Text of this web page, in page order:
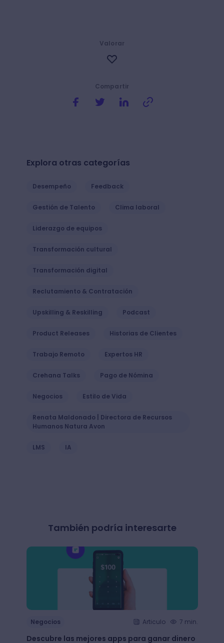
Compartir
Valorar
Explora otras categorías
Desempeño Feedback
Gestión de Talento Clima laboral
Liderazgo de equipos
Transformación cultural
Transformación digital
Reclutamiento & Contratación
Upskilling & Reskilling Podcast
Product Releases Historias de Clientes
Trabajo Remoto Expertos HR
Crehana Talks Pago de Nómina
Negocios Estilo de Vida
Renata Maldonado | Directora de Recursos
Humanos Natura Avon
LMS IA
También podría interesarte
Negocios Articulo 7 min.
Descubre las mejores apps para ganar dinero